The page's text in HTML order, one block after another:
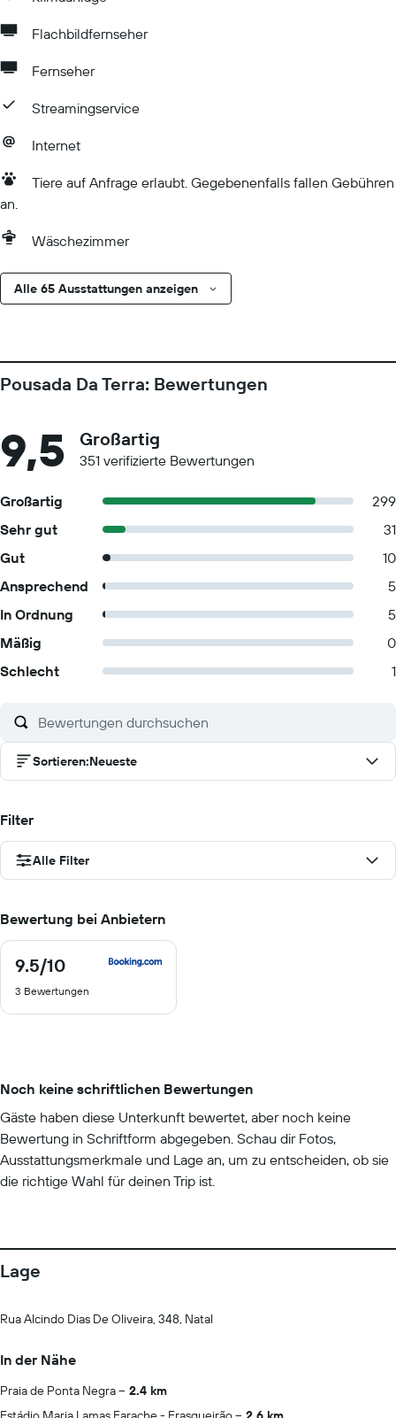
Flachbildfernseher
Fernseher
Streamingservice
Internet
Tiere auf Anfrage erlaubt. Gegebenenfalls fallen Gebühren
an.
Wäschezimmer
Alle 65 Ausstattungen anzeigen
Pousada Da Terra: Bewertungen
9,5 Großartig
351 verifizierte Bewertungen
Großartig
299
Sehr gut
31
Gut
10
Ansprechend
5
In Ordnung
5
Mäßig
0
Schlecht
1
Sortieren:Neueste
Filter
Alle Filter
Bewertung bei Anbietern
9.5/10
9.5
10
3 Bewertungen
Noch keine schriftlichen Bewertungen
Gäste haben diese Unterkunft bewertet, aber noch keine
Bewertung in Schriftform abgegeben. Schau dir Fotos,
Ausstattungsmerkmale und Lage an, um zu entscheiden, ob sie
die richtige Wahl für deinen Trip ist.
Lage
Rua Alcindo Dias De Oliveira, 348, Natal
In der Nähe
Praia de Ponta Negra
2.4 km